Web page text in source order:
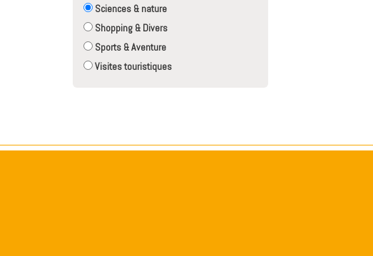
Sciences & nature
Shopping & Divers
Sports & Aventure
Visites touristiques